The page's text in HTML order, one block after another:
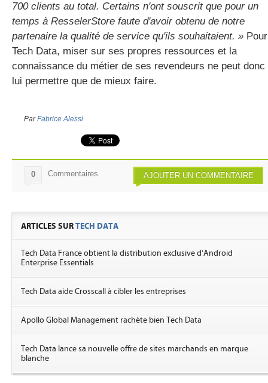
700 clients au total. Certains n'ont souscrit que pour un
temps à ResselerStore faute d'avoir obtenu de notre
partenaire la qualité de service qu'ils souhaitaient. » Pour
Tech Data, miser sur ses propres ressources et la
connaissance du métier de ses revendeurs ne peut donc
lui permettre que de mieux faire.
ParFabrice Alessi
AJOUTER UN COMMENTAIRE
0 Commentaires
ARTICLES SURTECH DATA
Tech Data France obtient la distribution exclusive d'Android
Enterprise Essentials
Tech Data aide Crosscall à cibler les entreprises
Apollo Global Management rachète bien Tech Data
Tech Data lance sa nouvelle offre de sites marchands en marque
blanche